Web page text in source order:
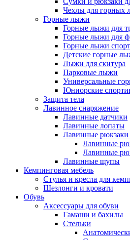
Чехлы для горных
Горные лыжи
Горные лыжи для
Горные лыжи для
Горные лыжи
Детские горные
Лыжи для скитура
Парковые лыжи
Универсальные
Юниорские
Защита тела
Лавинное снаряжение
Лавинные датчики
Лавинные лопаты
Лавинные рюкзаки
Лавинные
Лавинные
Лавинные щупы
Кемпинговая мебель
Стулья и кресла для
Шезлонги и кровати
Обувь
Аксессуары для обуви
Гамаши и бахилы
Стельки